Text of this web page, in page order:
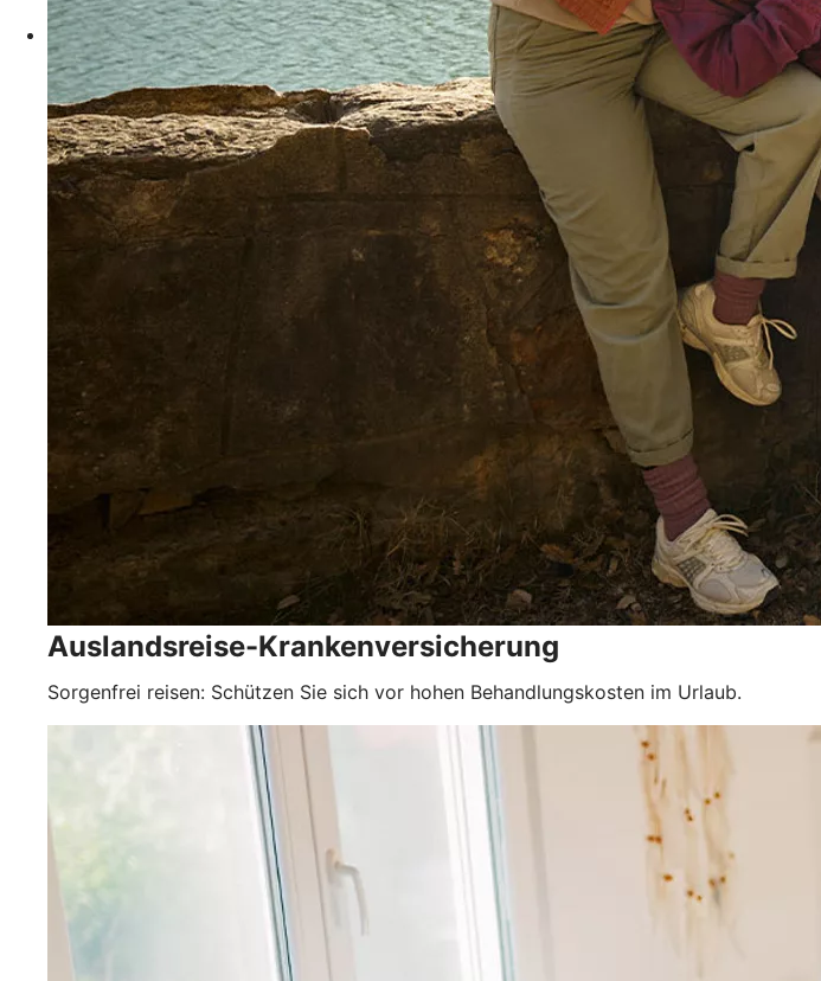
Auslandsreise-Krankenversicherung
Sorgenfrei reisen: Schützen Sie sich vor hohen Behandlungskosten im Urlaub.